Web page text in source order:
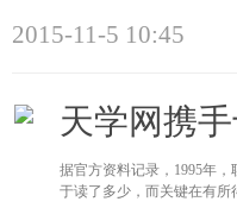
2015-11-5 10:45
天学网携
据官方资料记录，1995年
于读了多少，而关键在有所